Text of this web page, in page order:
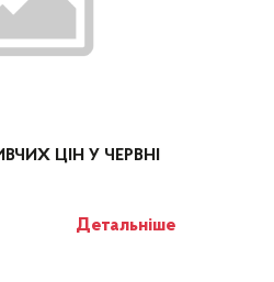
ЦІН У ЧЕРВНІ
Детальніше